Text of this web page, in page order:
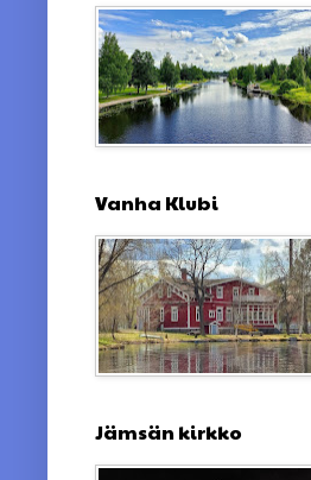
Vanha Klubi
Jämsän kirkko